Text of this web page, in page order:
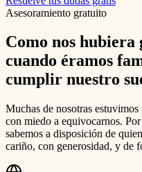
Asesoramiento gratuito
Como nos hubiera
cuando éramos
cumplir nuestro
Muchas de nosotras
con miedo a equivocarnos.
sabemos a disposición de
cariño, con generosidad, y de